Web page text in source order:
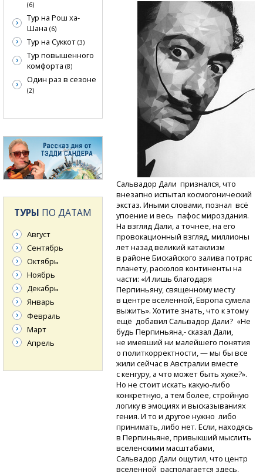
Сальвадор Дали признался, что
внезапно испытал космогонический
экстаз. Иными словами, познал всё
упоение и весь пафос мироздания.
На взгляд Дали, а точнее, на его
провокационный взгляд, миллионы
лет назад великий катаклизм
в районе Бискайского залива потряс
планету, расколов континенты на
части: «И лишь благодаря
Перпиньяну, священному месту
в центре вселенной, Европа сумела
выжить». Хотите знать, что к этому
ещё добавил Сальвадор Дали? «Не
будь Перпиньяна,- сказал Дали,
не имевший ни малейшего понятия
о политкорректности, — мы бы все
жили сейчас в Австралии вместе
с кенгуру, а что может быть хуже?».
Но не стоит искатькакую-либо
конкретную, а тем более, стройную
логику в эмоциях и высказываниях
гения. И то и другое нужно либо
принимать, либо нет. Если, находясь
в Перпиньяне, привыкший мыслить
вселенскими масштабами,
Сальвадор Дали ощутил, что центр
вселенной располагается здесь,
(6)
Тур на Рош ха-
Шана (6)
Тур на Суккот (3)
Тур повышенного
комфорта (8)
Один раз в сезоне
(2)
ТУРЫ ПО ДАТАМ
Август
Сентябрь
Октябрь
Ноябрь
Декабрь
Январь
Февраль
Март
Апрель